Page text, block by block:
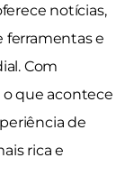
notícias,
ferramentas e
Com
que acontece
de
rica e